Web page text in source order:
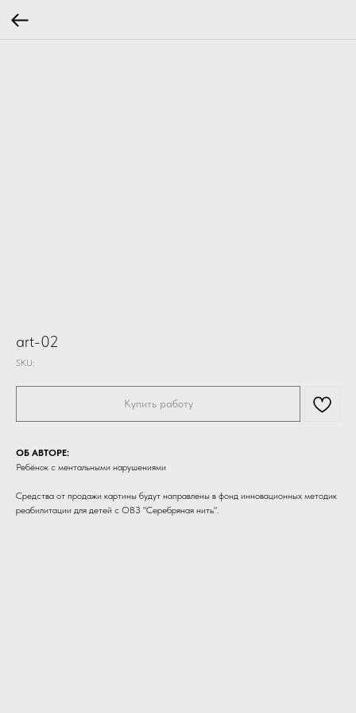
art-02
SKU:
Купить работу
ОБ АВТОРЕ:
Ребёнок с ментальными нарушениями
Средства от продажи картины будут направлены в фонд инновационных методик
реабилитации для детей с ОВЗ "Серебряная нить".